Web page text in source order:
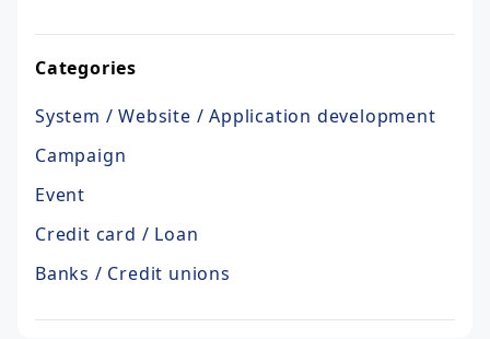
Categories
System / Website / Application development
Campaign
Event
Credit card / Loan
Banks / Credit unions